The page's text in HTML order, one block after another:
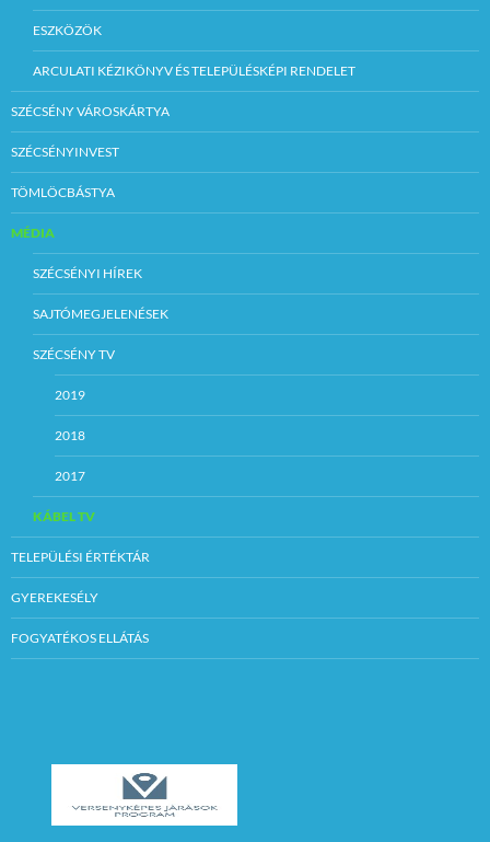
ESZKÖZÖK
ARCULATI KÉZIKÖNYV ÉS TELEPÜLÉSKÉPI RENDELET
SZÉCSÉNY VÁROSKÁRTYA
SZÉCSÉNYINVEST
TÖMLÖCBÁSTYA
MÉDIA
SZÉCSÉNYI HÍREK
SAJTÓMEGJELENÉSEK
SZÉCSÉNY TV
2019
2018
2017
KÁBEL TV
TELEPÜLÉSI ÉRTÉKTÁR
GYEREKESÉLY
FOGYATÉKOS ELLÁTÁS